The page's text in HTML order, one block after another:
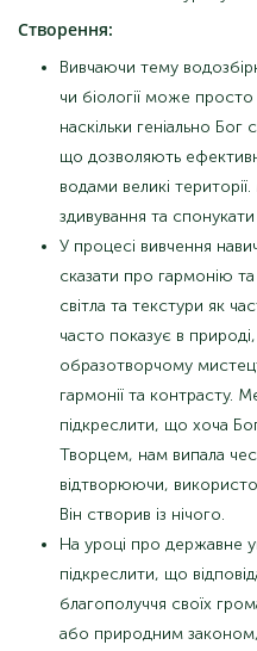
Створення:
Вивчаючи тему
чи біології може просто
наскільки геніально
що дозволяють
водами великі
здивування та
У процесі вивчення
сказати про гармонію
світла та текстури як
часто показує в
образотворчому
гармонії та контрасту.
підкреслити, що хоча
Творцем, нам випала
відтворюючи,
Він створив із нічого.
На уроці про державне
підкреслити, що
благополуччя своїх
або природним